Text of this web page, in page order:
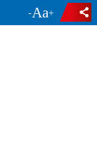
- +